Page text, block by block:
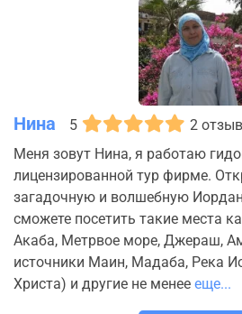
Нина 5
2
Меня зовут Нина, я работаю
лицензированной тур фирме.
загадочную и волшебную
сможете посетить такие места
Акаба, Метрвое море, Джераш,
источники Маин, Мадаба, Река
Христа) и другие не менее еще...